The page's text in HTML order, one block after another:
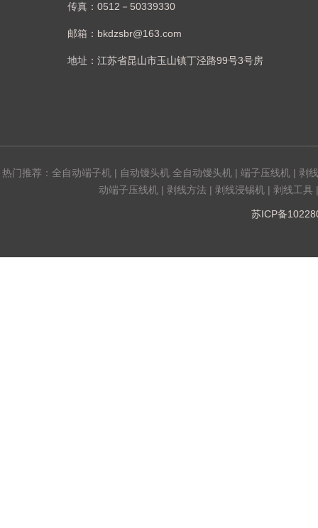
传真：0512－50339330
邮箱：bkdzsbr@163.com
地址：江苏省昆山市玉山镇丁泾路99号3号房
热门推荐： 全自动端子机 | 自动馒头机 全自动馒头机 | 端子压线机 | 剥
动端子压线机 | 剥线方法 | 剥线浸锡机 | 剥线工具 |
苏ICP备